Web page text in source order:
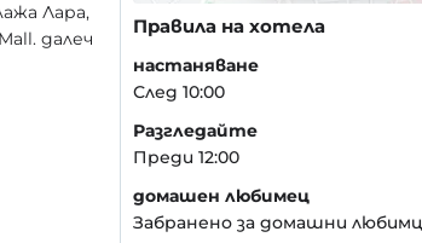
Лара,
далеч
Правила на хотела
настаняване
След 10:00
Разгледайте
Преди 12:00
домашен любимец
Забранено за домашни